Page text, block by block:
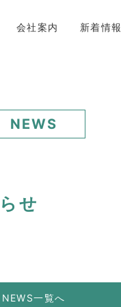
会社案内 新着情報
NEWS
せ
NEWS一覧へ